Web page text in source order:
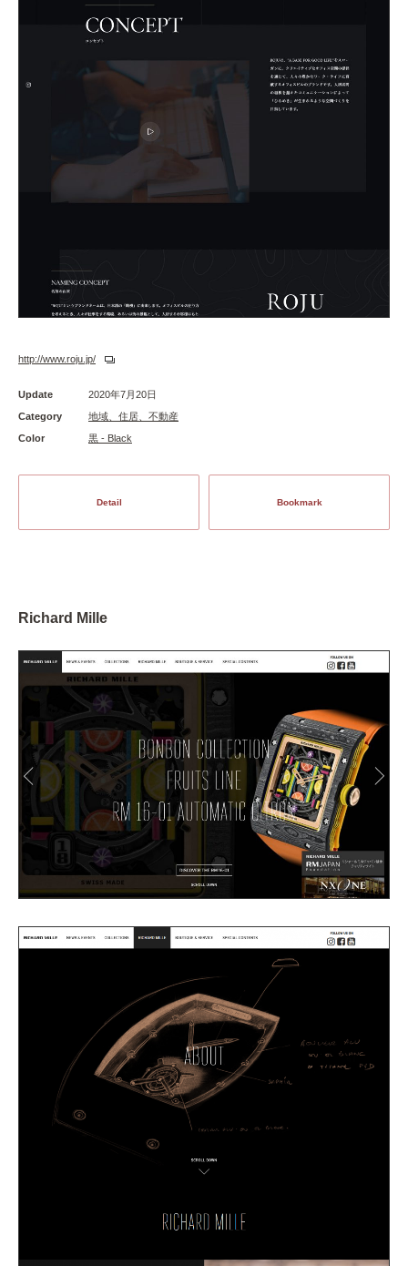
http://www.roju.jp/
Update
2020年7月20日
Category
地域、住居、不動産
Color
黒 - Black
Detail Bookmark
Richard Mille